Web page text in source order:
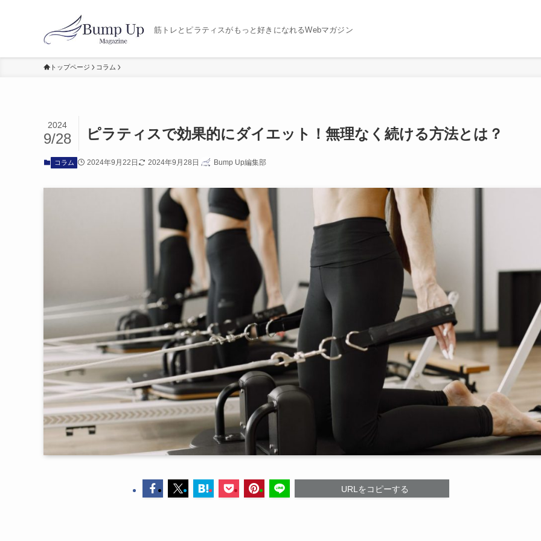
筋トレとピラティスがもっと好きになれるWebマガジン
トップページ コラム
ピラティスで効果的にダイエット！無理なく続ける方法とは？
2024
9/28
コラム 2024年9月22日 2024年9月28日 Bump Up編集部
URLをコピーする